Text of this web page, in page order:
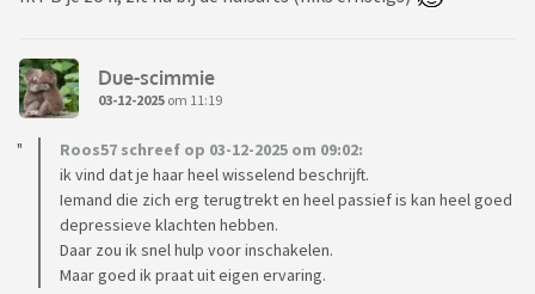
Due-scimmie
03-12-2025 om 11:19
Roos57 schreef op 03-12-2025 om 09:02:
ik vind dat je haar heel wisselend beschrijft.
Iemand die zich erg terugtrekt en heel passief is kan heel goed
depressieve klachten hebben.
Daar zou ik snel hulp voor inschakelen.
Maar goed ik praat uit eigen ervaring.